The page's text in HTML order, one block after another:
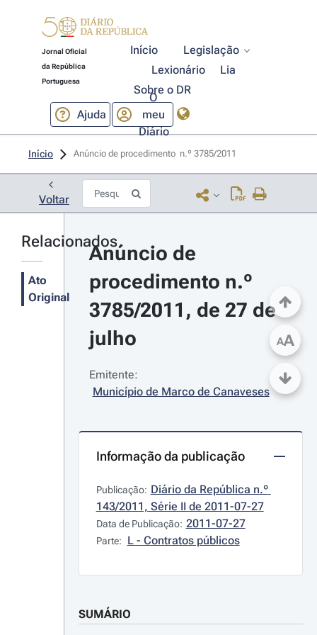
Jornal Oficial
da República
Portuguesa
Início
Legislação
Lexionário
Lia
Sobre o DR
Ajuda
O
meu
Diário
Início Anúncio de procedimento  n.º 3785/2011
Voltar
Relacionados
Ato
Original
Anúncio de
procedimento n.º
3785/2011, de 27 de
julho
Emitente:
Município de Marco de Canaveses
Informação da publicação
Publicação: Diário da República n.º
143/2011, Série II de 2011-07-27
Data de Publicação: 2011-07-27
Parte: L - Contratos públicos
SUMÁRIO
AA